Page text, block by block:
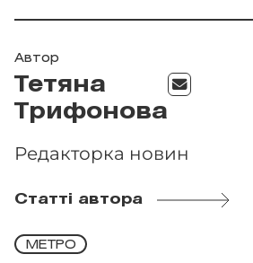
Автор
Тетяна
Трифонова
Редакторка новин
Статті автора
МЕТРО